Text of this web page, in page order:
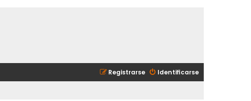
Identificarse
Registrarse